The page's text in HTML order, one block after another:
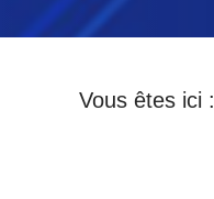
Vous êtes ici :